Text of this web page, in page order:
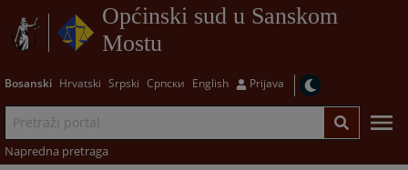
Općinski sud u Sanskom
Mostu
Bosanski Hrvatski Srpski Српски English Prijava
Napredna pretraga